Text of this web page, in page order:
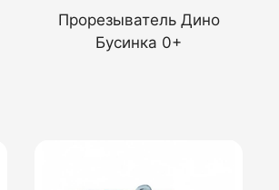
Прорезыватель Дино
Бусинка 0+